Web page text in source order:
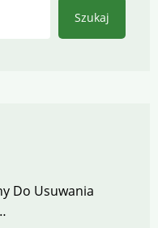
Szukaj
Do Usuwania